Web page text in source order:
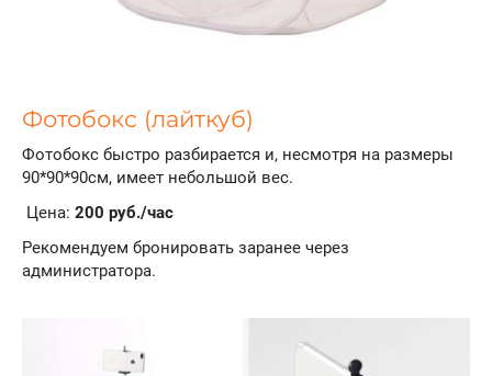
Фотобокс (лайткуб)
Фотобокс быстро разбирается и, несмотря на размеры
90*90*90см, имеет небольшой вес.
Цена: 200 руб./час
Рекомендуем бронировать заранее через
администратора.